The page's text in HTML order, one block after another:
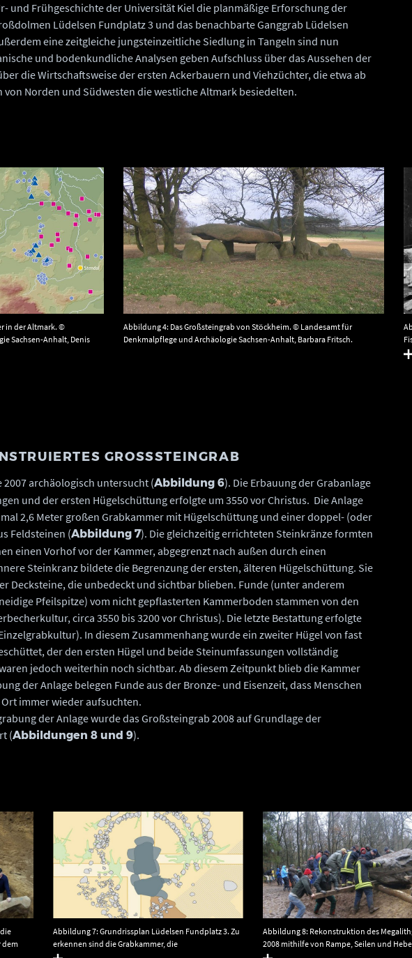
und Frühgeschichte der Universität Kiel die planmäßige Erforschung der
Lüdelsen Fundplatz 3 und das benachbarte Ganggrab Lüdelsen
eine zeitgleiche jungsteinzeitliche Siedlung in Tangeln sind nun
und bodenkundliche Analysen geben Aufschluss über das Aussehen der
die Wirtschaftsweise der ersten Ackerbauern und Viehzüchter, die etwa ab
von Norden und Südwesten die westliche Altmark besiedelten.
in der Altmark. ©
Sachsen-Anhalt, Denis
Abbildung 4: Das Großsteingrab von Stöckheim. © Landesamt für
Denkmalpflege und Archäologie Sachsen-Anhalt, Barbara Fritsch.
GROSSSTEINGRAB
archäologisch untersucht (Abbildung 6). Die Erbauung der Grabanlage
und der ersten Hügelschüttung erfolgte um 3550 vor Christus. Die Anlage
2,6 Meter großen Grabkammer mit Hügelschüttung und einer doppel- (oder
Feldsteinen (Abbildung 7). Die gleichzeitig errichteten Steinkränze formten
einen Vorhof vor der Kammer, abgegrenzt nach außen durch einen
Steinkranz bildete die Begrenzung der ersten, älteren Hügelschüttung. Sie
Decksteine, die unbedeckt und sichtbar blieben. Funde (unter anderem
Pfeilspitze) vom nicht gepflasterten Kammerboden stammen von den
circa 3550 bis 3200 vor Christus). Die letzte Bestattung erfolgte
In diesem Zusammenhang wurde ein zweiter Hügel von fast
der den ersten Hügel und beide Steinumfassungen vollständig
jedoch weiterhin noch sichtbar. Ab diesem Zeitpunkt blieb die Kammer
der Anlage belegen Funde aus der Bronze- und Eisenzeit, dass Menschen
immer wieder aufsuchten.
der Anlage wurde das Großsteingrab 2008 auf Grundlage der
(Abbildungen 8 und 9).
dem
Abbildung 7: Grundrissplan Lüdelsen Fundplatz 3. Zu
erkennen sind die Grabkammer, die
Abbildung 8: Rekonstruktion des
2008 mithilfe von Rampe, Seilen und